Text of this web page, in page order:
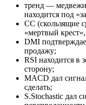
тренд —
находится под
СС (скользящие
«мертвый
DMI
продажу;
RSI находится в
сторону;
MACD дал
сделать;
S.Stochastic дал